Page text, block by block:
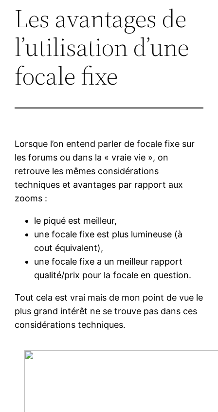
Les avantages de
l’utilisation d’une
focale fixe
Lorsque l’on entend parler de focale fixe sur
les forums ou dans la « vraie vie », on
retrouve les mêmes considérations
techniques et avantages par rapport aux
zooms :
le piqué est meilleur,
une focale fixe est plus lumineuse (à
cout équivalent),
une focale fixe a un meilleur rapport
qualité/prix pour la focale en question.
Tout cela est vrai mais de mon point de vue le
plus grand intérêt ne se trouve pas dans ces
considérations techniques.